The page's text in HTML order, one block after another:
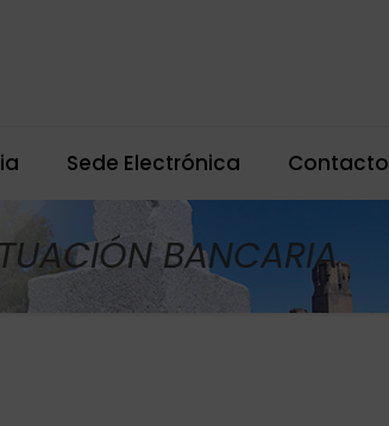
Sede Electrónica Contacto
BANCARIA